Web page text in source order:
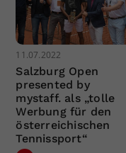
11.07.2022
Salzburg Open
presented by
mystaff. als „tolle
Werbung für den
österreichischen
Tennissport“